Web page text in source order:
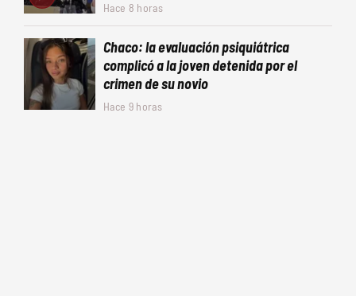
Hace 8 horas
Chaco: la evaluación psiquiátrica
complicó a la joven detenida por el
crimen de su novio
Hace 9 horas